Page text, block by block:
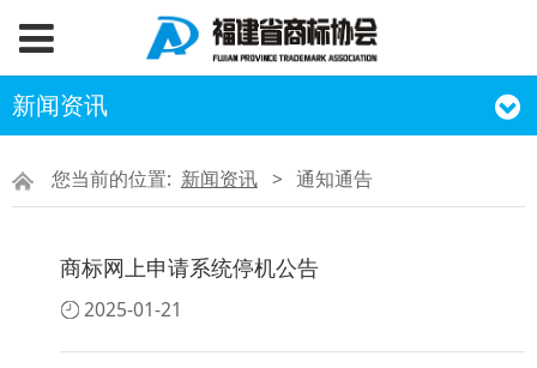
新闻资讯
您当前的位置: 新闻资讯 > 通知通告
商标网上申请系统停机公告
2025-01-21